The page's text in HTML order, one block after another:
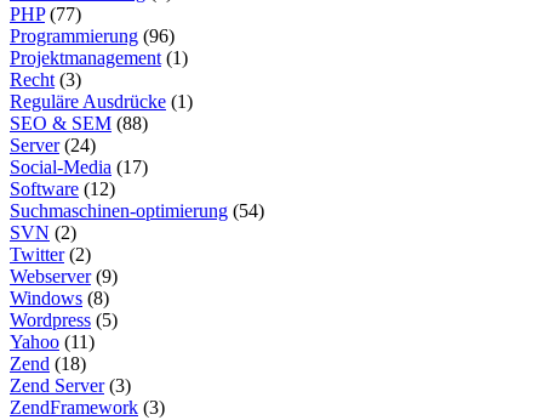
PHP(77)
Programmierung (96)
Projektmanagement(1)
Recht(3)
Reguläre Ausdrücke (1)
SEO & SEM (88)
Server(24)
Social-Media (17)
Software (12)
Suchmaschinen-optimierung (54)
SVN (2)
Twitter(2)
Webserver(9)
Windows (8)
Wordpress (5)
Yahoo (11)
Zend (18)
Zend Server(3)
ZendFramework (3)